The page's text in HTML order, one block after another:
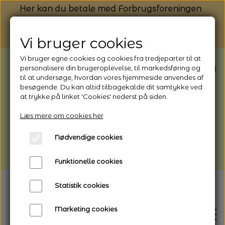
Her kan du betale med Forbrugsforeningen
BEMÆRK: Butikken har ferielukket* fra
1/8 - 9/8 - 2026
*Webshoppen er åben og sender hele
afhentning
Vi gør opmærksom på, at der kan være lidt
længere leveringstid
Vi bruger cookies
Vi bruger egne cookies og cookies fra tredjeparter til at
personalisere din brugeroplevelse, til markedsføring og
til at undersøge, hvordan vores hjemmeside anvendes af
besøgende. Du kan altid tilbagekalde dit samtykke ved
at trykke på linket 'Cookies' nederst på siden.
Læs mere om cookies her
Nødvendige cookies
Funktionelle cookies
Statistik cookies
Marketing cookies